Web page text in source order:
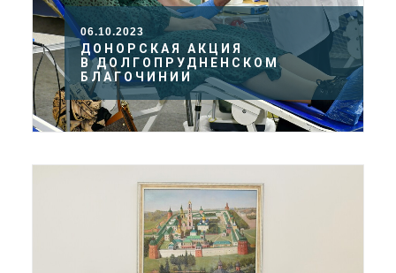
06.10.2023
ДОНОРСКАЯ АКЦИЯ
В ДОЛГОПРУДНЕНСКОМ
БЛАГОЧИНИИ